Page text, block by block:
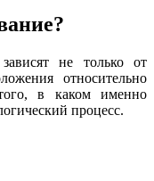
не только от
относительно
в каком именно
процесс.